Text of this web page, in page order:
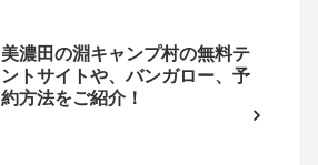
美濃田の淵キャンプ村の無料テ
ントサイトや、バンガロー、予
約方法をご紹介！